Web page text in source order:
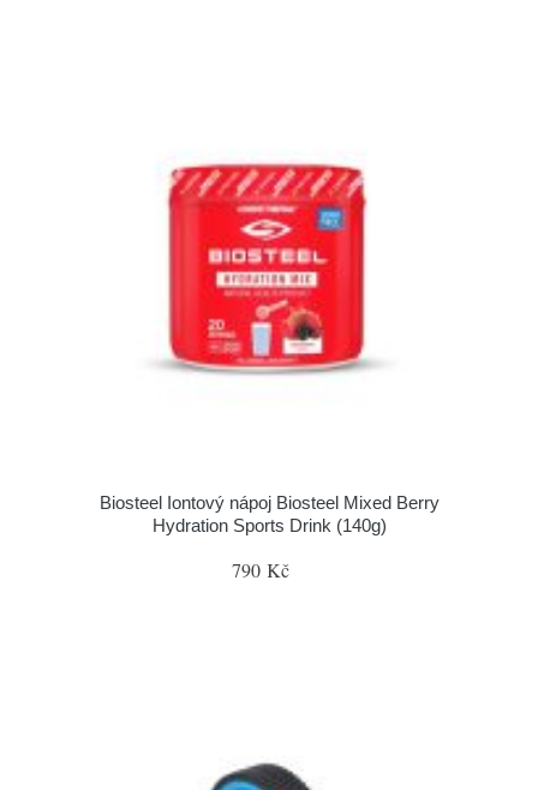
Biosteel Iontový nápoj Biosteel Mixed Berry
Hydration Sports Drink (140g)
790 Kč